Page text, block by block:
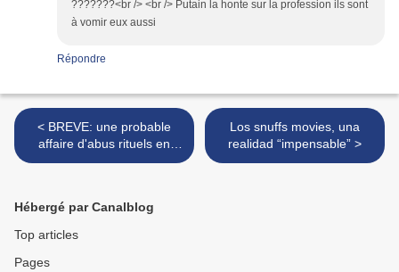
???????<br /> <br /> Putain la honte sur la profession ils sont
à vomir eux aussi
Répondre
< BREVE: une probable
affaire d'abus rituels en
cours d'étouffement en
Los snuffs movies, una
realidad “impensable” >
Hébergé par Canalblog
Top articles
Pages